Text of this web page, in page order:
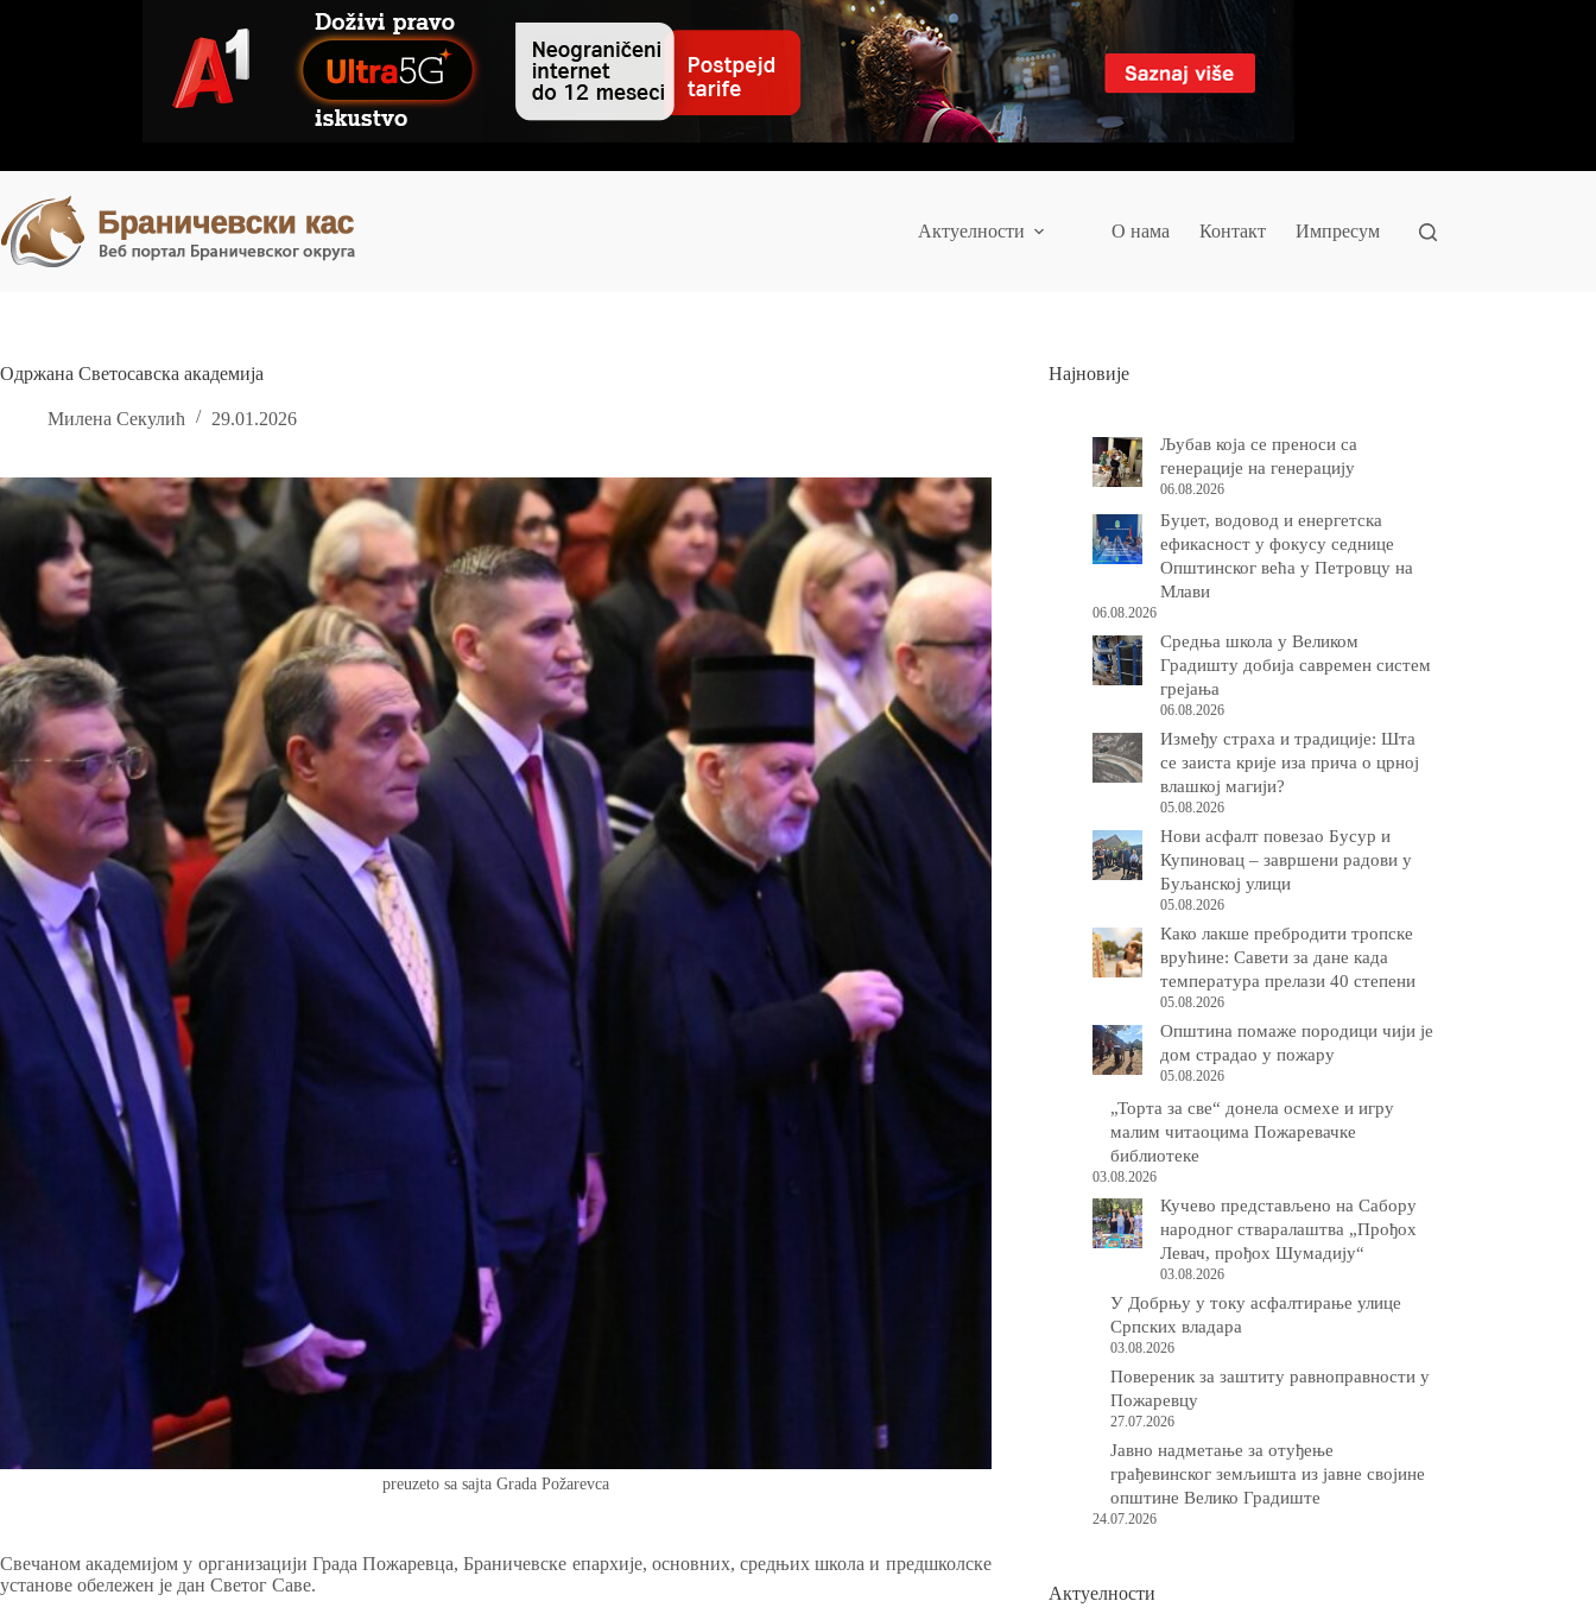
Актуелности О нама Контакт Импресум
Одржана Светосавска академија
Милена Секулић 29.01.2026
preuzeto sa sajta Grada Požarevca
Свечаном академијом у организацији Града Пожаревца, Браничевске епархије, основних, средњих школа и предшколске
установе обележен је дан Светог Саве.
Најновије
Љубав која се преноси са
генерације на генерацију
06.08.2026
Буџет, водовод и енергетска
ефикасност у фокусу седнице
Општинског већа у Петровцу на
Млави
06.08.2026
Средња школа у Великом
Градишту добија савремен систем
грејања
06.08.2026
Између страха и традиције: Шта
се заиста крије иза прича о црној
влашкој магији?
05.08.2026
Нови асфалт повезао Бусур и
Купиновац – завршени радови у
Буљанској улици
05.08.2026
Како лакше пребродити тропске
врућине: Савети за дане када
температура прелази 40 степени
05.08.2026
Општина помаже породици чији је
дом страдао у пожару
05.08.2026
„Торта за све“ донела осмехе и игру
малим читаоцима Пожаревачке
библиотеке
03.08.2026
Кучево представљено на Сабору
народног стваралаштва „Прођох
Левач, прођох Шумадију“
03.08.2026
У Добрњу у току асфалтирање улице
Српских владара
03.08.2026
Повереник за заштиту равноправности у
Пожаревцу
27.07.2026
Јавно надметање за отуђење
грађевинског земљишта из јавне својине
општине Велико Градиште
24.07.2026
Актуелности